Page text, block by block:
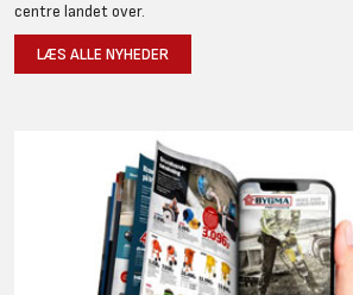
centre landet over.
LÆS ALLE NYHEDER